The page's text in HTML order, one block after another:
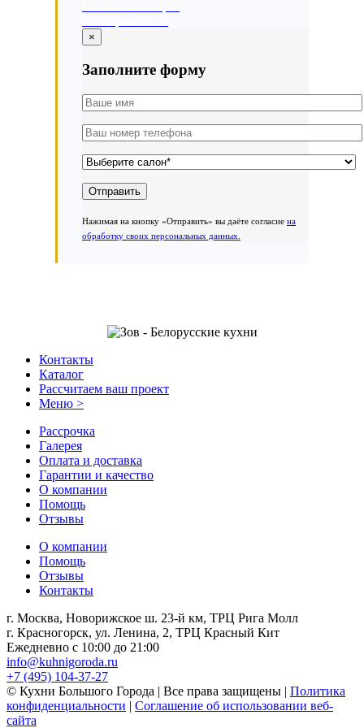
×
Заполните форму
Нажимая на кнопку «Отправить» вы даёте согласие на
обработку своих персональных данных.
Контакты
Каталог
Рассчитаем ваш проект
Меню >
Рассрочка
Галерея
Оплата и доставка
Гарантии и качество
О компании
Помощь
Отзывы
О компании
Помощь
Отзывы
Контакты
г. Москва, Новорижское ш. 23-й км, ТРЦ Рига Молл
г. Красногорск, ул. Ленина, 2, ТРЦ Красный Кит
Ежедневно с 10:00 до 21:00
info@kuhnigoroda.ru
+7 (495) 104-37-27
© Кухни Большого Города | Все права защищены | Политика
конфиденциальности | Соглашение об использовании веб-
сайта